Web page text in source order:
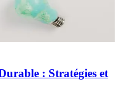
: Stratégies et